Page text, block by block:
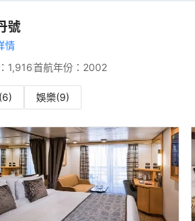
號
情
1,916首航年份： 2002
娛樂(9)